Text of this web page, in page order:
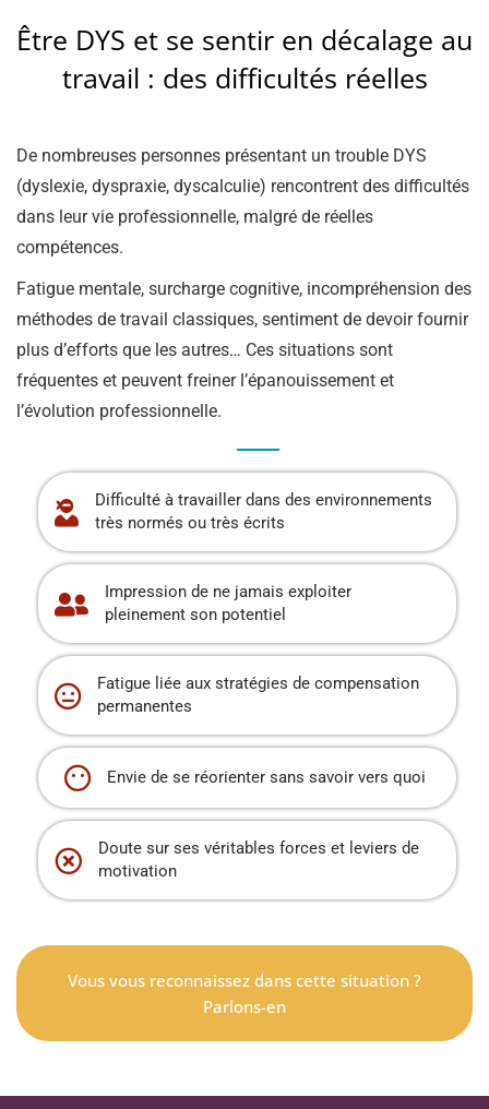
Être DYS et se sentir en décalage au
travail : des difficultés réelles
De nombreuses personnes présentant un trouble DYS
(dyslexie, dyspraxie, dyscalculie) rencontrent des difficultés
dans leur vie professionnelle, malgré de réelles
compétences.
Fatigue mentale, surcharge cognitive, incompréhension des
méthodes de travail classiques, sentiment de devoir fournir
plus d’efforts que les autres… Ces situations sont
fréquentes et peuvent freiner l’épanouissement et
l’évolution professionnelle.
Difficulté à travailler dans des environnements
très normés ou très écrits
Impression de ne jamais exploiter
pleinement son potentiel
Fatigue liée aux stratégies de compensation
permanentes
Envie de se réorienter sans savoir vers quoi
Doute sur ses véritables forces et leviers de
motivation
Vous vous reconnaissez dans cette situation ?
Parlons-en